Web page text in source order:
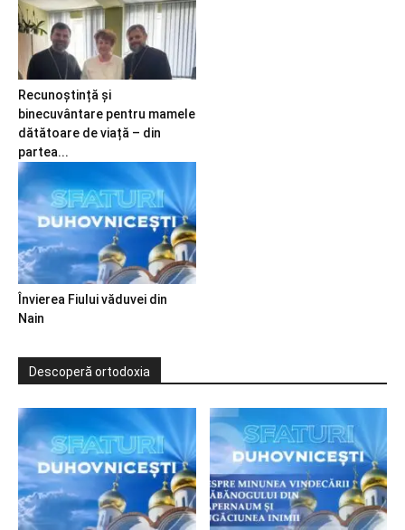
Recunoștință și
binecuvântare pentru mamele
dătătoare de viață – din
partea...
Învierea Fiului văduvei din
Nain
Descoperă ortodoxia